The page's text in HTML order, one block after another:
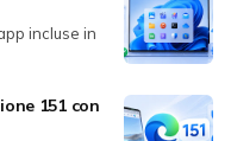
incluse in
151 con